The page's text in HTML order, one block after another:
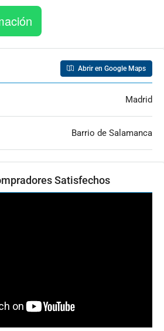
Abrir en Google Maps
Madrid
Barrio de Salamanca
Satisfechos